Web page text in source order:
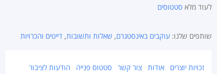
לעוד מלא סטטוסים
שותפים שלנו:עוקבים באינסטגרם, שאלות ותשובות, דייטים והכרויות
זכויות יוצרים אודות צור קשר סטטוס פנייה
הודעות לציבור